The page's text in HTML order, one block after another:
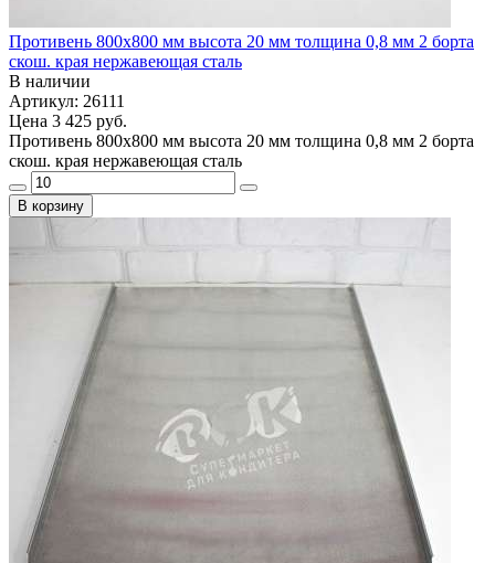
Противень 800х800 мм высота 20 мм толщина 0,8 мм 2 борта
скош. края нержавеющая сталь
В наличии
Артикул: 26111
Цена 3 425 руб.
Противень 800х800 мм высота 20 мм толщина 0,8 мм 2 борта
скош. края нержавеющая сталь
В корзину